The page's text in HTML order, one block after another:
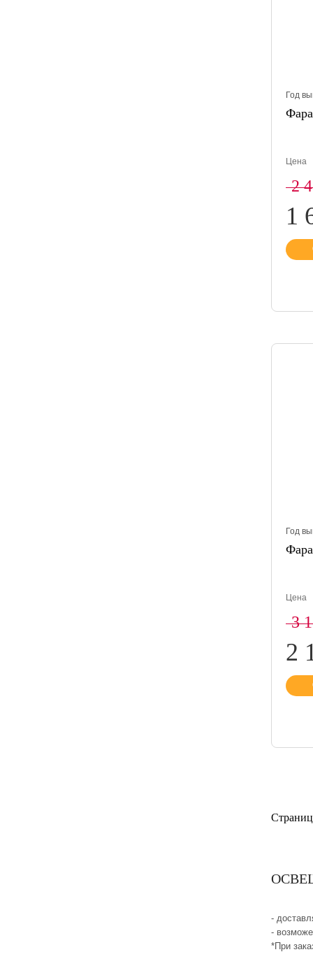
Год
Цена
2
1
Год
Цена
3
2
-
-
*При